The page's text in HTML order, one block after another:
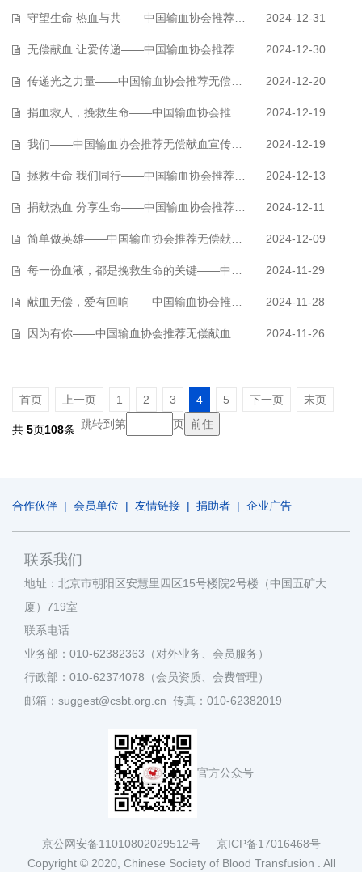
守望生命 热血与共——中国输血协会推荐无偿献血宣传片（作品020） 2024-12-31
无偿献血 让爱传递——中国输血协会推荐无偿献血宣传片（作品019） 2024-12-30
传递光之力量——中国输血协会推荐无偿献血宣传片（作品018） 2024-12-20
捐血救人，挽救生命——中国输血协会推荐无偿献血宣传片（作品017） 2024-12-19
我们——中国输血协会推荐无偿献血宣传片（作品016） 2024-12-19
拯救生命 我们同行——中国输血协会推荐无偿献血宣传片（作品015） 2024-12-13
捐献热血 分享生命——中国输血协会推荐无偿献血宣传片（作品014） 2024-12-11
简单做英雄——中国输血协会推荐无偿献血宣传片（作品013） 2024-12-09
每一份血液，都是挽救生命的关键——中国输血协会推荐无偿献血宣传片（作品… 2024-11-29
献血无偿，爱有回响——中国输血协会推荐无偿献血宣传片（作品011） 2024-11-28
因为有你——中国输血协会推荐无偿献血宣传片（作品010） 2024-11-26
首页 上一页 1 2 3 4 5 下一页 末页
共 5页108条 跳转到第 页
合作伙伴 | 会员单位 | 友情链接 | 捐助者 | 企业广告
联系我们
地址：北京市朝阳区安慧里四区15号楼院2号楼（中国五矿大
厦）719室
联系电话
业务部：010-62382363（对外业务、会员服务）
行政部：010-62374078（会员资质、会费管理）
邮箱：suggest@csbt.org.cn 传真：010-62382019
官方公众号
京公网安备11010802029512号 京ICP备17016468号
Copyright © 2020, Chinese Society of Blood Transfusion . All